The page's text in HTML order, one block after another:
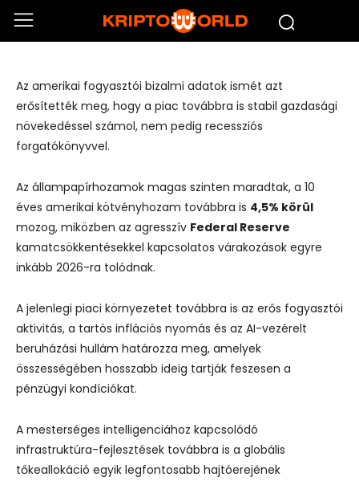
Az AI és az erős fogyasztás miatt
maradhatnak magasak a kamatok
Az amerikai fogyasztói bizalmi adatok ismét azt
erősítették meg, hogy a piac továbbra is stabil gazdasági
növekedéssel számol, nem pedig recessziós
forgatókönyvvel.
Az állampapírhozamok magas szinten maradtak, a 10
éves amerikai kötvényhozam továbbra is 4,5% körül
mozog, miközben az agresszív Federal Reserve
kamatcsökkentésekkel kapcsolatos várakozások egyre
inkább 2026-ra tolódnak.
A jelenlegi piaci környezetet továbbra is az erős fogyasztói
aktivitás, a tartós inflációs nyomás és az AI-vezérelt
beruházási hullám határozza meg, amelyek
összességében hosszabb ideig tartják feszesen a
pénzügyi kondíciókat.
A mesterséges intelligenciához kapcsolódó
infrastruktúra-fejlesztések továbbra is a globális
tőkeallokáció egyik legfontosabb hajtóerejének